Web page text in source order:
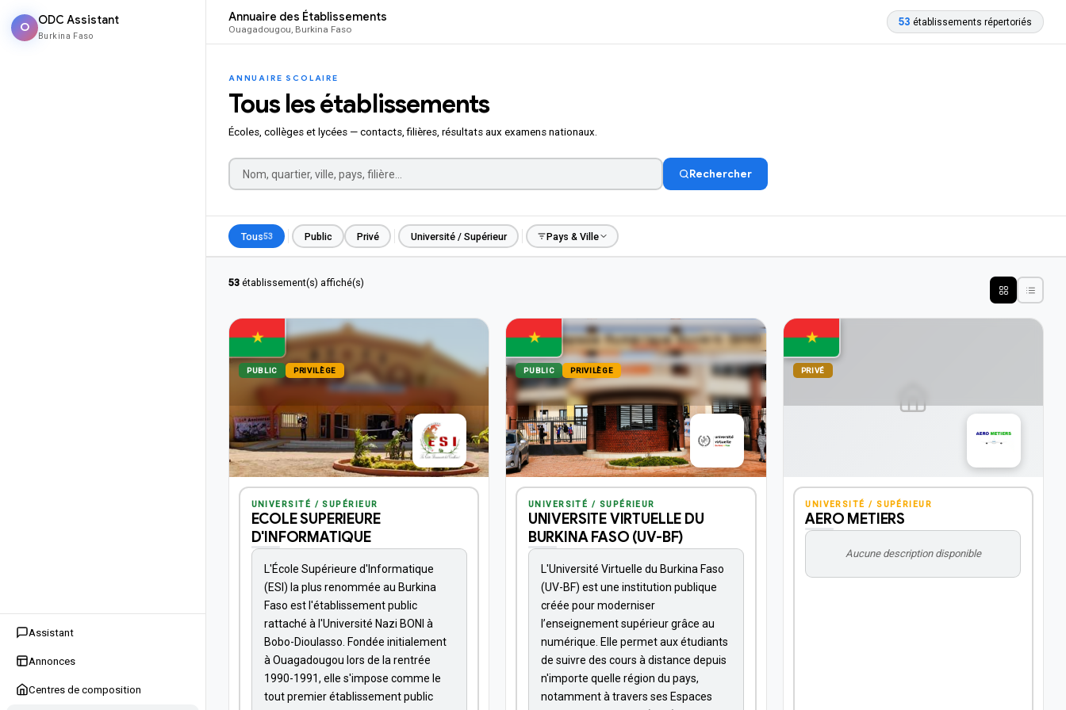
O
ODC Assistant
Burkina Faso
Assistant
Annonces
Centres de composition
Annuaire des Établissements
Ouagadougou, Burkina Faso
53 établissements répertoriés
ANNUAIRE SCOLAIRE
Tous les établissements
Écoles, collèges et lycées — contacts, filières, résultats aux examens nationaux.
Rechercher
Tous53 Public Privé Université / Supérieur Pays & Ville
53 établissement(s) affiché(s)
PUBLIC PRIVILÈGE
UNIVERSITÉ / SUPÉRIEUR
ECOLE SUPERIEURE
D'INFORMATIQUE
L'École Supérieure d'Informatique
(ESI) la plus renommée au Burkina
Faso est l'établissement public
rattaché à l'Université Nazi BONI à
Bobo-Dioulasso. Fondée initialement
à Ouagadougou lors de la rentrée
1990-1991, elle s'impose comme le
tout premier établissement public
PUBLIC PRIVILÈGE
UNIVERSITÉ / SUPÉRIEUR
UNIVERSITE VIRTUELLE DU
BURKINA FASO (UV-BF)
L'Université Virtuelle du Burkina Faso
(UV-BF) est une institution publique
créée pour moderniser
l’enseignement supérieur grâce au
numérique. Elle permet aux étudiants
de suivre des cours à distance depuis
n'importe quelle région du pays,
notamment à travers ses Espaces
PRIVÉ
UNIVERSITÉ / SUPÉRIEUR
AERO METIERS
Aucune description disponible